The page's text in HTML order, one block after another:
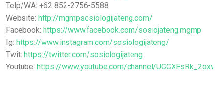
Telp/WA: +62 852-2756-5588
Website: http://mgmpsosiologijateng.com/
Facebook: https://www.facebook.com/sosiojateng.mgmp
Ig: https://www.instagram.com/sosiologijateng/
Twit: https://twitter.com/sosiologijateng
Youtube: https://www.youtube.com/channel/